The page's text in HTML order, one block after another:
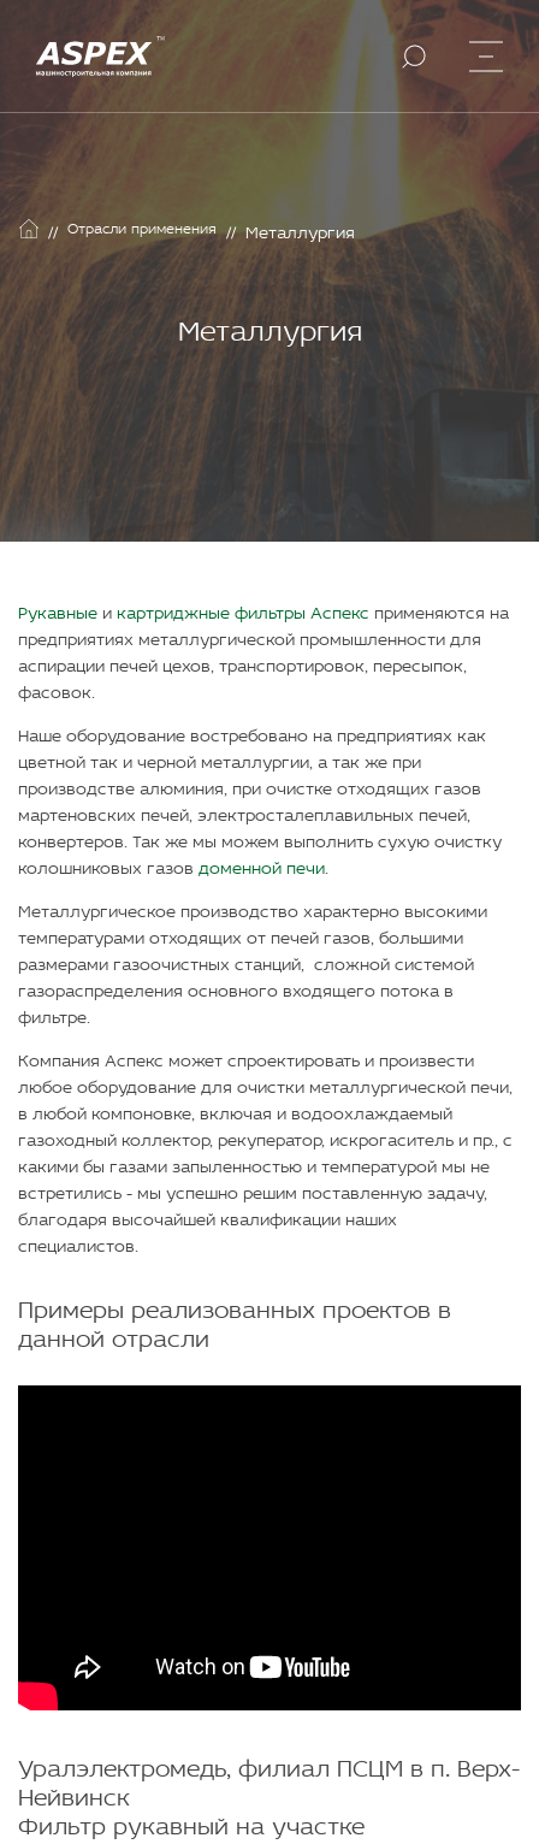
// Отрасли применения // Металлургия
Металлургия
Рукавные и картриджные фильтры Аспекс применяются на
предприятиях металлургической промышленности для
аспирации печей цехов, транспортировок, пересыпок,
фасовок.
Наше оборудование востребовано на предприятиях как
цветной так и черной металлургии, а так же при
производстве алюминия, при очистке отходящих газов
мартеновских печей, электросталеплавильных печей,
конвертеров. Так же мы можем выполнить сухую очистку
колошниковых газов доменной печи.
Металлургическое производство характерно высокими
температурами отходящих от печей газов, большими
размерами газоочистных станций, сложной системой
газораспределения основного входящего потока в
фильтре.
Компания Аспекс может спроектировать и произвести
любое оборудование для очистки металлургической печи,
в любой компоновке, включая и водоохлаждаемый
газоходный коллектор, рекуператор, искрогаситель и пр., с
какими бы газами запыленностью и температурой мы не
встретились - мы успешно решим поставленную задачу,
благодаря высочайшей квалификации наших
специалистов.
Примеры реализованных проектов в
данной отрасли
Уралэлектромедь, филиал ПСЦМ в п. Верх-
Нейвинск
Фильтр рукавный на участке